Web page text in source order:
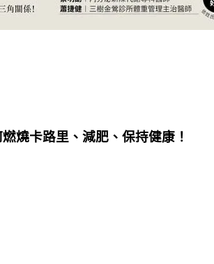
燒卡路里、減肥、保持健康！